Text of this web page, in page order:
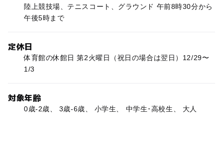
陸上競技場、テニスコート、グラウンド 午前8時30分から
午後5時まで
定休日
体育館の休館日 第2火曜日（祝日の場合は翌日）12/29〜
1/3
対象年齢
0歳-2歳、 3歳-6歳、 小学生、 中学生･高校生、 大人